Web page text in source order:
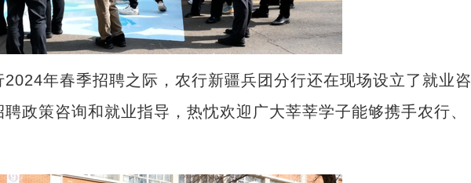
年春季招聘之际，农行新疆兵团分行还在现场设立了就业咨
政策咨询和就业指导，热忱欢迎广大莘莘学子能够携手农行、